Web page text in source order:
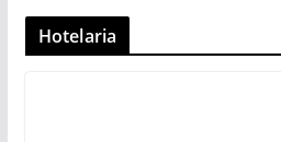
Hotelaria